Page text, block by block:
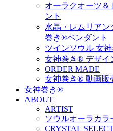
オーラクオーツ
ント
水晶・レムリアン
巻き®ペンダント
ツインソウル 女
女神巻き® デザイ
ORDER MADE
女神巻き® 動画販
女神巻き®
ABOUT
ARTIST
ソウルオーラカ
CRYSTAL